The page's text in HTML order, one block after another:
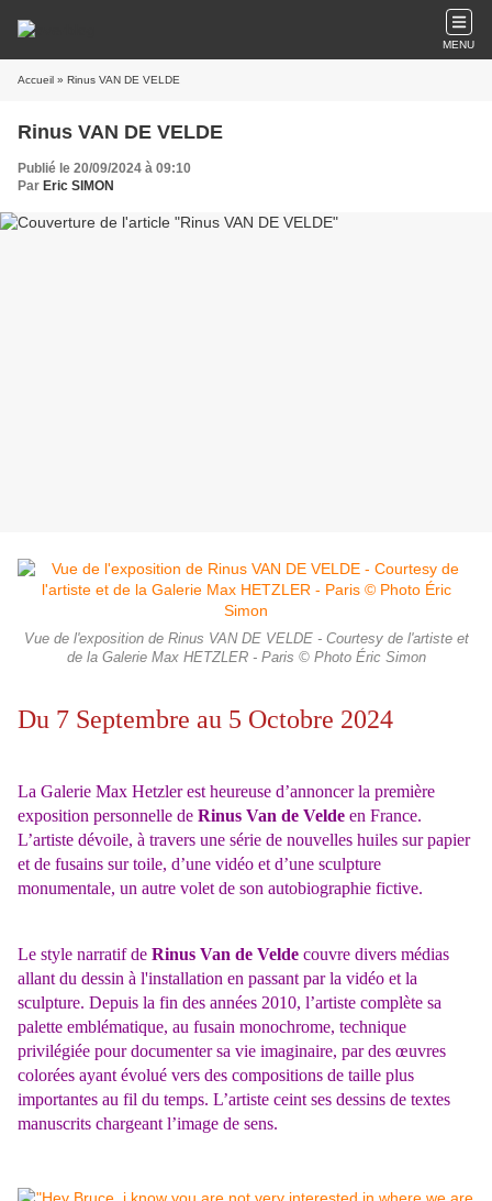
MENU
Accueil » Rinus VAN DE VELDE
Rinus VAN DE VELDE
Publié le 20/09/2024 à 09:10
Par Eric SIMON
Vue de l'exposition de Rinus VAN DE VELDE - Courtesy de l'artiste et
de la Galerie Max HETZLER - Paris © Photo Éric Simon
Du 7 Septembre au 5 Octobre 2024
La Galerie Max Hetzler est heureuse d’annoncer la première
exposition personnelle de Rinus Van de Velde en France.
L’artiste dévoile, à travers une série de nouvelles huiles sur papier
et de fusains sur toile, d’une vidéo et d’une sculpture
monumentale, un autre volet de son autobiographie fictive.
Le style narratif de Rinus Van de Velde couvre divers médias
allant du dessin à l'installation en passant par la vidéo et la
sculpture. Depuis la fin des années 2010, l’artiste complète sa
palette emblématique, au fusain monochrome, technique
privilégiée pour documenter sa vie imaginaire, par des œuvres
colorées ayant évolué vers des compositions de taille plus
importantes au fil du temps. L’artiste ceint ses dessins de textes
manuscrits chargeant l’image de sens.